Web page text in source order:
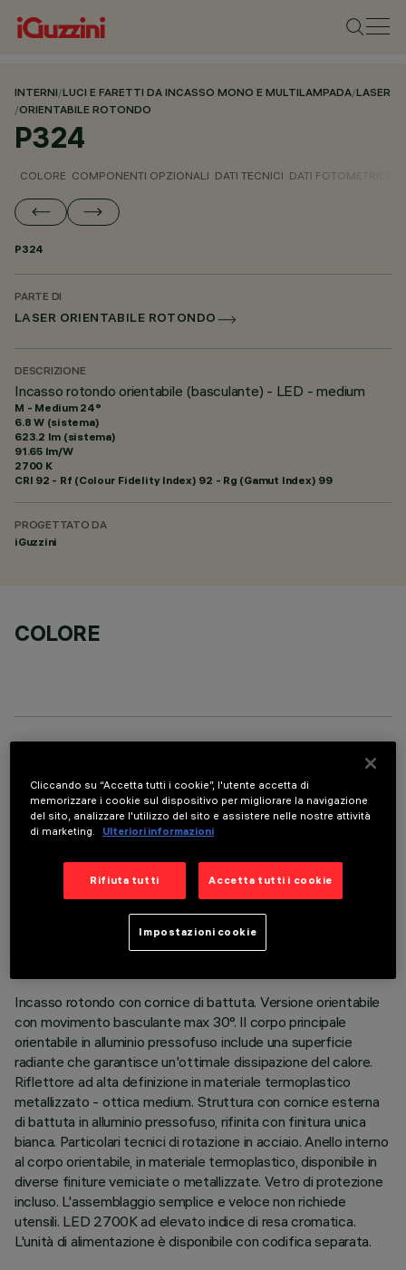
INTERNI/LUCI E FARETTI DA INCASSO MONO E MULTILAMPADA/LASER
/ORIENTABILE ROTONDO
P324
COLORE COMPONENTI OPZIONALI DATI TECNICI DATI FOTOMETRICI
P324
PARTE DI
LASER ORIENTABILE ROTONDO
DESCRIZIONE
Incasso rotondo orientabile (basculante) - LED - medium
M - Medium 24°
6.8 W (sistema)
623.2 lm (sistema)
91.65 lm/W
2700 K
CRI 92 - Rf (Colour Fidelity Index) 92 - Rg (Gamut Index) 99
PROGETTATO DA
iGuzzini
COLORE
DATI TECNICI
Incasso rotondo con cornice di battuta. Versione orientabile
con movimento basculante max 30°. Il corpo principale
orientabile in alluminio pressofuso include una superficie
radiante che garantisce un'ottimale dissipazione del calore.
Riflettore ad alta definizione in materiale termoplastico
metallizzato - ottica medium. Struttura con cornice esterna
di battuta in alluminio pressofuso, rifinita con finitura unica
bianca. Particolari tecnici di rotazione in acciaio. Anello interno
al corpo orientabile, in materiale termoplastico, disponibile in
diverse finiture verniciate o metallizzate. Vetro di protezione
incluso. L'assemblaggio semplice e veloce non richiede
utensili. LED 2700K ad elevato indice di resa cromatica.
L'unità di alimentazione è disponibile con codifica separata.
Cliccando su “Accetta tutti i cookie”, l'utente accetta di
memorizzare i cookie sul dispositivo per migliorare la navigazione
del sito, analizzare l'utilizzo del sito e assistere nelle nostre attività
di marketing.
Ulteriori informazioni
Rifiuta tutti Accetta tutti i cookie
Impostazioni cookie